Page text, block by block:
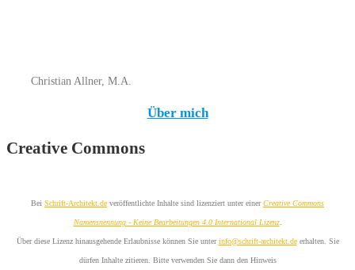
Christian Allner, M.A.
Über mich
Creative Commons
Bei Schrift-Architekt.de veröffentlichte Inhalte sind lizenziert unter einerCreative Commons
Namensnennung - Keine Bearbeitungen 4.0 International Lizenz.
Über diese Lizenz hinausgehende Erlaubnisse können Sie unterinfo@schrift-architekt.deerhalten. Sie
dürfen Inhalte zitieren. Bitte verwenden Sie dann den Hinweis